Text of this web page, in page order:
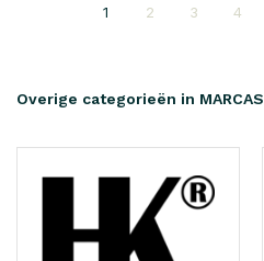
1 2 3 4
Overige categorieën in MARCAS